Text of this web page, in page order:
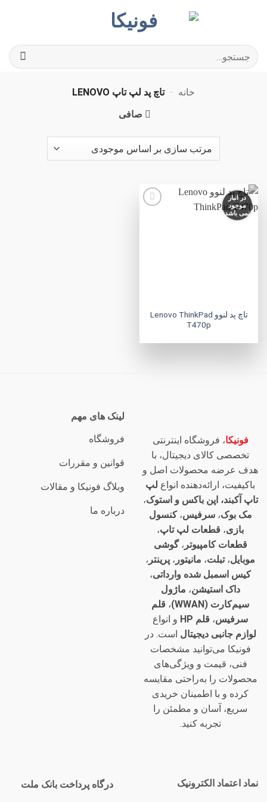
جستجو
برای:
خانه - تاچ پد لپ تاپ LENOVO
صافی
در انبار
موجود
نمی باشد
تاچ‌ پد لنوو Lenovo ThinkPad
T470p
فونیکا، فروشگاه اینترنتی
تخصصی کالای دیجیتال، با
هدف عرضه محصولات اصل و
باکیفیت، ارائه‌دهنده انواع لپ
تاپ آکبند، اپن باکس و استوک،
مک بوک،سرفیس،کنسول
بازی، قطعات لپ تاپ،
قطعات کامپیوتر ،گوشی
موبایل،تبلت، مانیتور ، پرینتر ،
کیس اسمبل شده وارداتی،
داک استیشن، ماژول
سیم‌کارت (WWAN)
، قلم
سرفیس، قلم HP
و انواع
لوازم جانبی دیجیتال است. در
فونیکا می‌توانید مشخصات
فنی، قیمت و ویژگی‌های
محصولات را به‌راحتی مقایسه
کرده و با اطمینان خریدی
سریع، آسان و مطمئن را
تجربه کنید.
لینک های مهم
فروشگاه
قوانین و مقررات
وبلاگ فونیکا و مقالات
درباره ما
نماد اعتماد الکترونیک درگاه پرداخت بانک ملت